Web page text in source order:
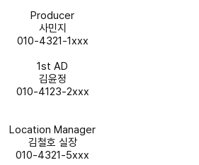
Producer
사민지
010-4321-1xxx
1st AD
김윤정
010-4123-2xxx
Location Manager
김철호 실장
010-4321-5xxx